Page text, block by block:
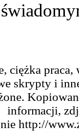
ciężka
skrypty i
informacji,
http://